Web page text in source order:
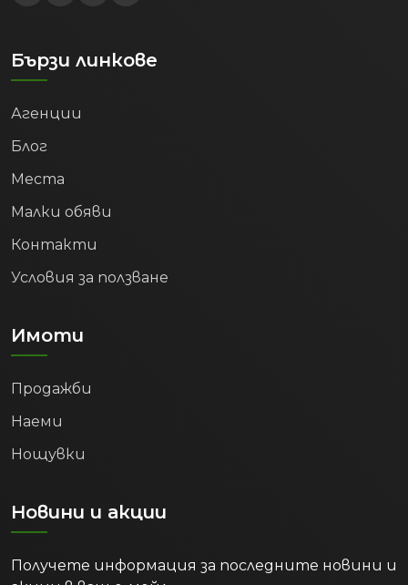
Бързи линкове
Агенции
Блог
Места
Малки обяви
Контакти
Условия за ползване
Имоти
Продажби
Наеми
Нощувки
Новини и акции
Получете информация за последните новини и